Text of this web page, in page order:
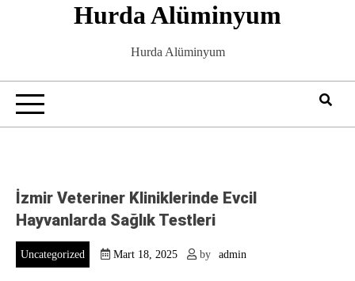
Hurda Alüminyum
Hurda Alüminyum
İzmir Veteriner Kliniklerinde Evcil
Hayvanlarda Sağlık Testleri
Uncategorized Mart 18, 2025 by admin